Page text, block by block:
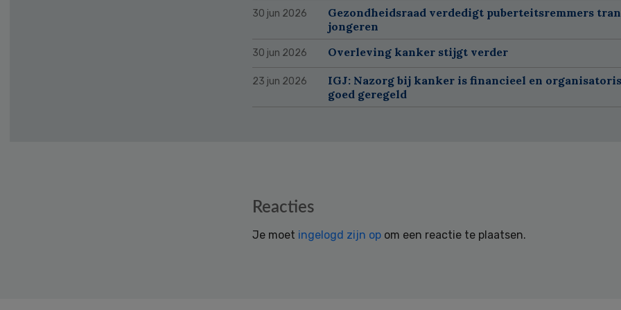
30 jun 2026
Gezondheidsraad verdedigt puberteitsremmers
jongeren
30 jun 2026 Overleving kanker stijgt verder
23 jun 2026
IGJ: Nazorg bij kanker is financieel en
goed geregeld
Reacties
Je moet ingelogd zijn op om een reactie te plaatsen.